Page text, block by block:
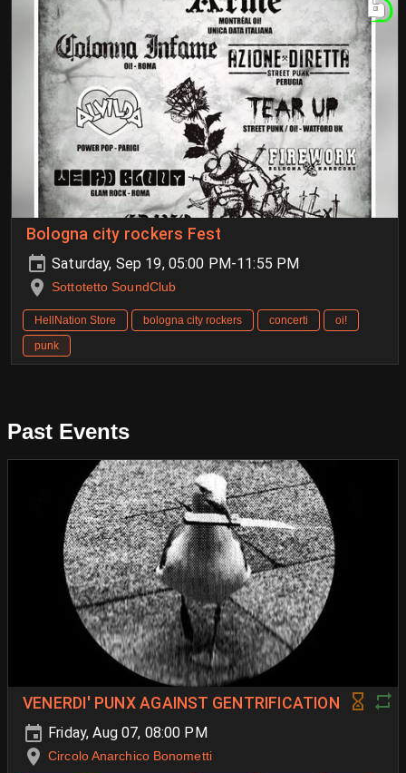
Bologna city rockers Fest
Saturday, Sep 19, 05:00 PM-11:55 PM
Sottotetto SoundClub
HellNation Store bologna city rockers concerti
oi!
punk
Past Events
VENERDI' PUNX AGAINST GENTRIFICATION
Friday, Aug 07, 08:00 PM
Circolo Anarchico Bonometti